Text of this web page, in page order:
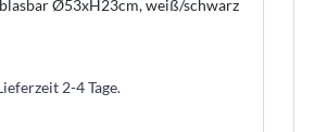
Ø53xH23cm, weiß/schwarz
2-4 Tage.